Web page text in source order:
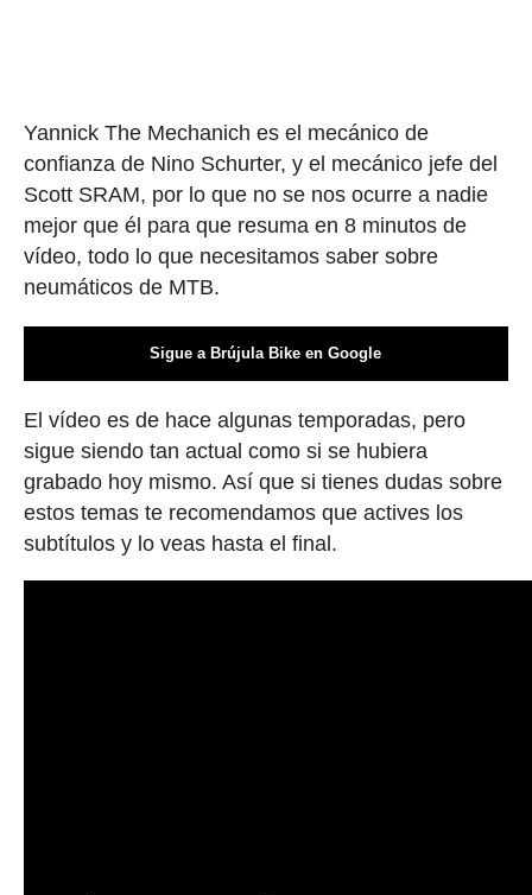
Yannick The Mechanich es el mecánico de
confianza de Nino Schurter, y el mecánico jefe del
Scott SRAM, por lo que no se nos ocurre a nadie
mejor que él para que resuma en 8 minutos de
vídeo, todo lo que necesitamos saber sobre
neumáticos de MTB.
Sigue a Brújula Bike en Google
El vídeo es de hace algunas temporadas, pero
sigue siendo tan actual como si se hubiera
grabado hoy mismo. Así que si tienes dudas sobre
estos temas te recomendamos que actives los
subtítulos y lo veas hasta el final.